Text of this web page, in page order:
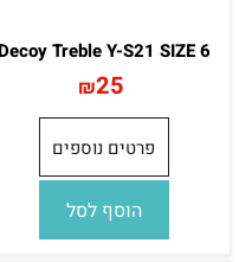
Decoy Treble Y-S21 SIZE 6
₪25
פרטים נוספים
הוסף לסל